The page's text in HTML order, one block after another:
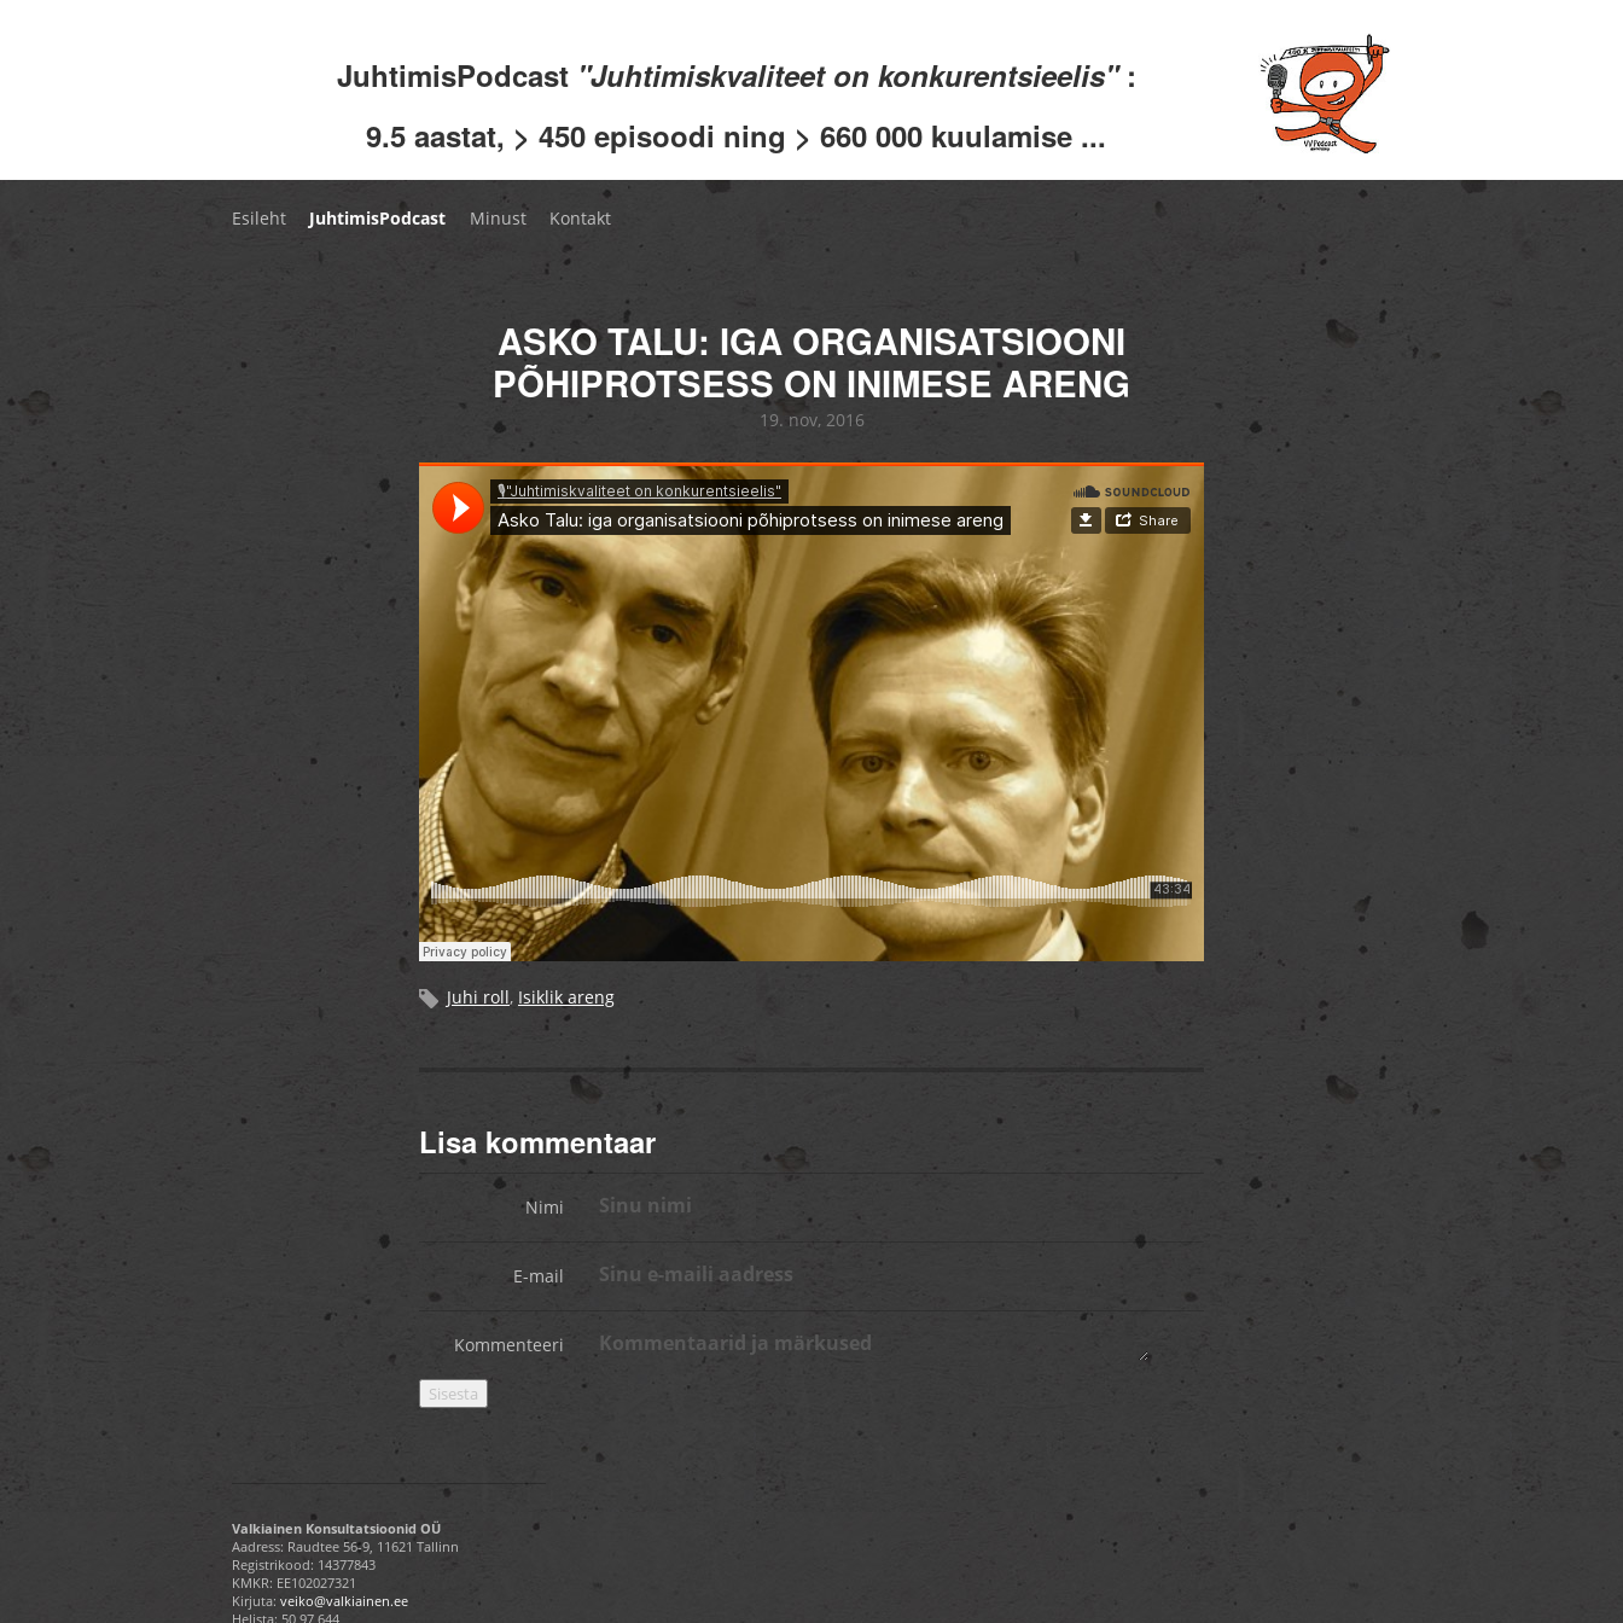
JuhtimisPodcast "Juhtimiskvaliteet on konkurentsieelis" :
9.5 aastat, > 450 episoodi ning > 660 000 kuulamise ...
Esileht JuhtimisPodcast Minust Kontakt
ASKO TALU: IGA ORGANISATSIOONI
PÕHIPROTSESS ON INIMESE ARENG
19. nov, 2016
Juhi roll, Isiklik areng
Lisa kommentaar
Nimi
E-mail
Kommenteeri
Valkiainen Konsultatsioonid OÜ
Aadress: Raudtee 56-9, 11621 Tallinn
Registrikood: 14377843
KMKR: EE102027321
Kirjuta: veiko@valkiainen.ee
Helista: 50 97 644